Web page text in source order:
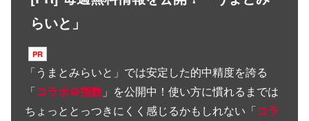
らいと」
「うまとみらいと 」では安定した的中精度を誇る
「コラボ＠指数 」を公開中！使い方に慣れるまでは
ちょっととっつきにくく感じるかもしれない「コラ